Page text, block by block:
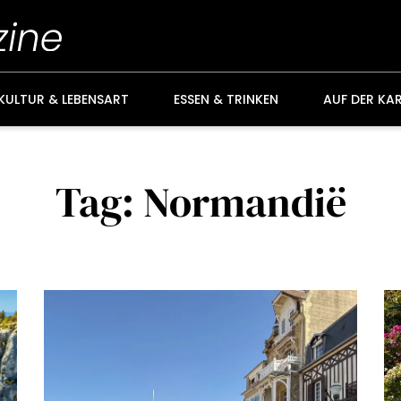
& LEBENSART ESSEN & TRINKEN AUF DER
Tag: Normandië